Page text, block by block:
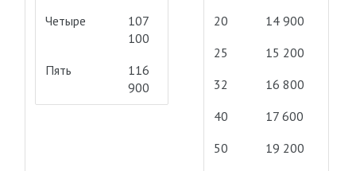
Четыре
107
100
Пять
116
900
20
14 900
25
15 200
32
16 800
40
17 600
50
19 200